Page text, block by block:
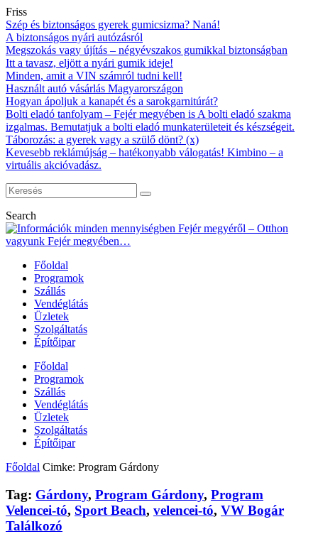
Friss
Szép és biztonságos gyerek gumicsizma? Naná!
A biztonságos nyári autózásról
Megszokás vagy újítás – négyévszakos gumikkal biztonságban
Itt a tavasz, eljött a nyári gumik ideje!
Minden, amit a VIN számról tudni kell!
Használt autó vásárlás Magyarországon
Hogyan ápoljuk a kanapét és a sarokgarnitúrát?
Bolti eladó tanfolyam – Fejér megyében is A bolti eladó szakma
izgalmas. Bemutatjuk a bolti eladó munkaterületeit és készségeit.
Táborozás: a gyerek vagy a szülő dönt? (x)
Kevesebb reklámújság – hatékonyabb válogatás! Kimbino – a
virtuális akcióvadász.
Search
Főoldal
Programok
Szállás
Vendéglátás
Üzletek
Szolgáltatás
Építőipar
Főoldal
Programok
Szállás
Vendéglátás
Üzletek
Szolgáltatás
Építőipar
Főoldal Cimke: Program Gárdony
Tag: Gárdony, Program Gárdony, Program
Velencei-tó, Sport Beach, velencei-tó, VW Bogár
Találkozó